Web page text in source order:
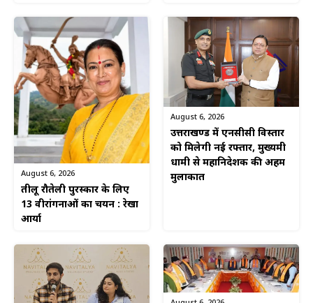
August 6, 2026
तीलू रौतेली पुरस्कार के लिए
13 वीरांगनाओं का चयन : रेखा
आर्या
August 6, 2026
उत्तराखण्ड में एनसीसी विस्तार
को मिलेगी नई रफ्तार, मुख्यमंत्री
धामी से महानिदेशक की अहम
मुलाकात